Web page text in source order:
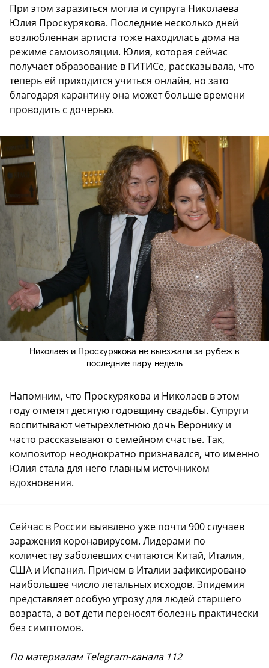
При этом заразиться могла и супруга Николаева
Юлия Проскурякова. Последние несколько дней
возлюбленная артиста тоже находилась дома на
режиме самоизоляции. Юлия, которая сейчас
получает образование в ГИТИСе, рассказывала, что
теперь ей приходится учиться онлайн, но зато
благодаря карантину она может больше времени
проводить с дочерью.
Николаев и Проскурякова не выезжали за рубеж в
последние пару недель
Напомним, что Проскурякова и Николаев в этом
году отметят десятую годовщину свадьбы. Супруги
воспитывают четырехлетнюю дочь Веронику и
часто рассказывают о семейном счастье. Так,
композитор неоднократно признавался, что именно
Юлия стала для него главным источником
вдохновения.
Сейчас в России выявлено уже почти 900 случаев
заражения коронавирусом. Лидерами по
количеству заболевших считаются Китай, Италия,
США и Испания. Причем в Италии зафиксировано
наибольшее число летальных исходов. Эпидемия
представляет особую угрозу для людей старшего
возраста, а вот дети переносят болезнь практически
без симптомов.
По материалам Telegram-канала 112